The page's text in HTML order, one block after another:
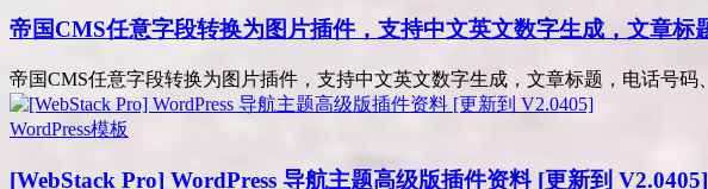
帝国CMS任意字段转换为图片插件，支持中文英文数字生成，文章标
帝国CMS任意字段转换为图片插件，支持中文英文数字生成，文章标题，电话号码
WordPress模板
[WebStack Pro] WordPress 导航主题高级版插件资料 [更新到 V2.0405]